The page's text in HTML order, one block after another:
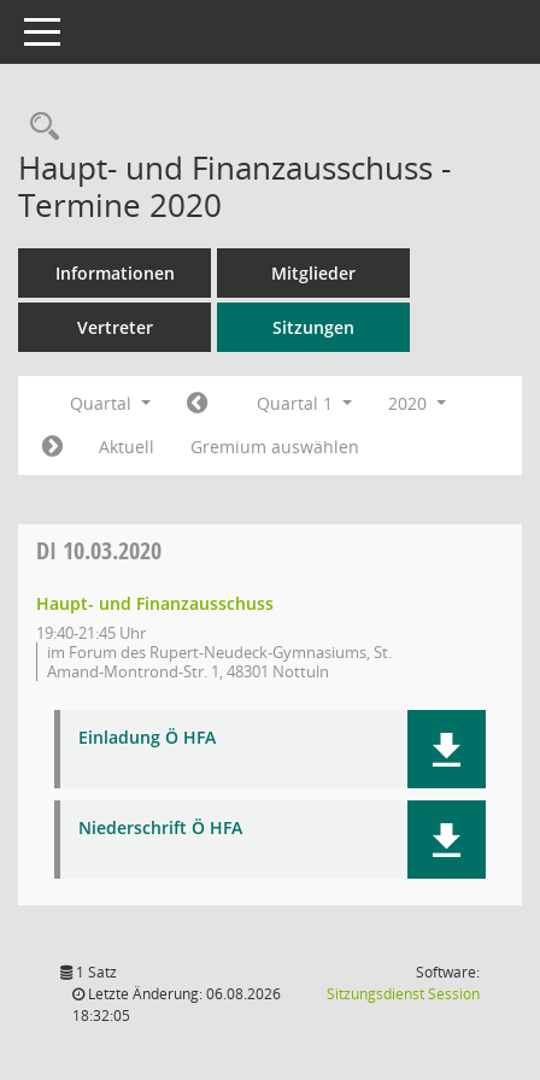
Toggle navigation
Rechercheauswahl
Haupt- und Finanzausschuss -
Termine 2020
Informationen Mitglieder
Vertreter Sitzungen
Quartal Quartal 1
2020
Aktuell
Gremium auswählen
DI 10.03.2020
Haupt- und Finanzausschuss
19:40-21:45 Uhr
im Forum des Rupert-Neudeck-Gymnasiums, St.
Amand-Montrond-Str. 1, 48301 Nottuln
Einladung Ö HFA
Niederschrift Ö HFA
1 Satz
Letzte Änderung: 06.08.2026
18:32:05
Software:
SitzungsdienstSession(Wird in